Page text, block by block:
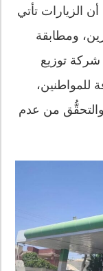
الزيارات تأتي
ومطابقة
توزيع
للمواطنين،
والتحقُّق من عدم